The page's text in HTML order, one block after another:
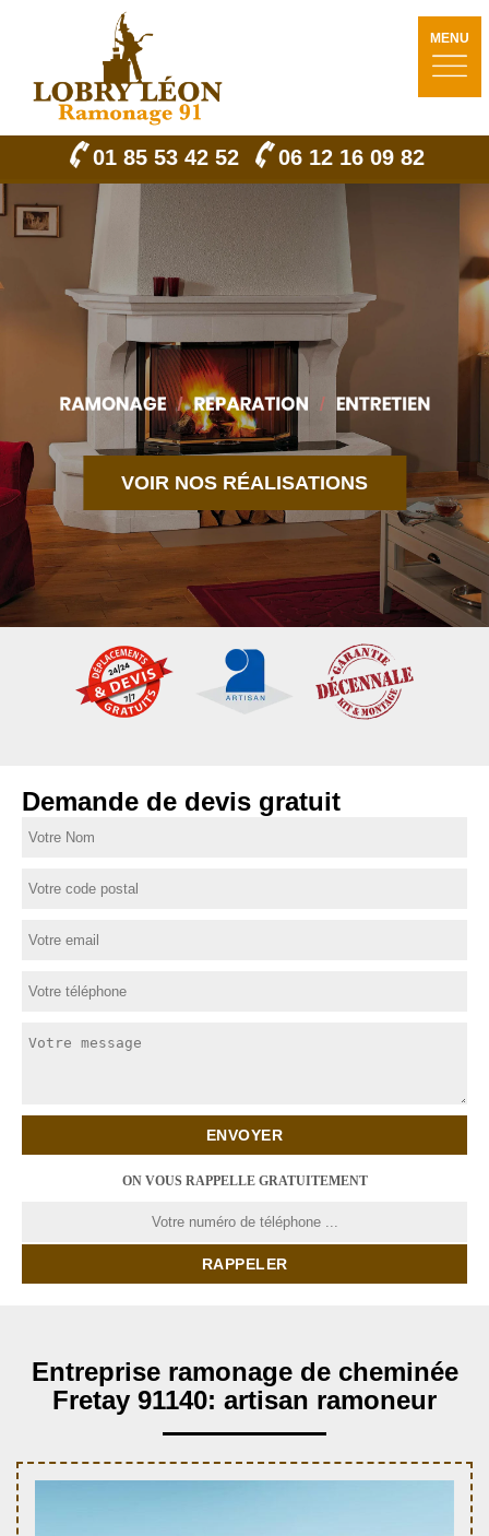
MENU
01 85 53 42 52 06 12 16 09 82
VOIR NOS RÉALISATIONS
Demande de devis gratuit
ON VOUS RAPPELLE GRATUITEMENT
Entreprise ramonage de cheminée
Fretay 91140: artisan ramoneur